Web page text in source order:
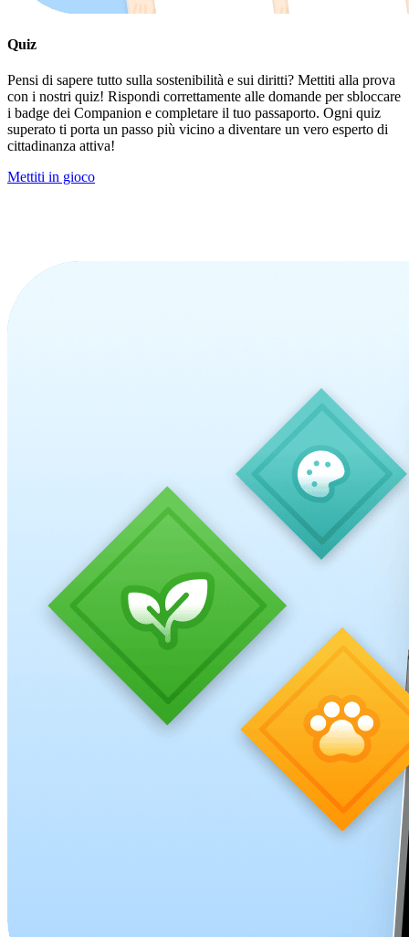
Quiz
Pensi di sapere tutto sulla sostenibilità e sui diritti? Mettiti alla prova
con i nostri quiz! Rispondi correttamente alle domande per sbloccare
i badge dei Companion e completare il tuo passaporto. Ogni quiz
superato ti porta un passo più vicino a diventare un vero esperto di
cittadinanza attiva!
Mettiti in gioco